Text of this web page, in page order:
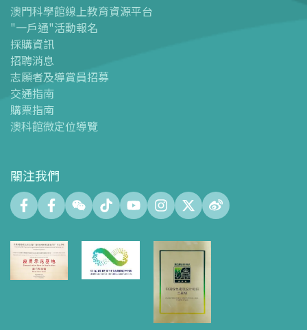
- 導覽圖
- 澳科館微定位導覽
場館設施
- 科學館兒童世界
- 展覽中心
- 天文館
- 會議中心
數字化製造實驗室 (FABLAB)
創客空間 (Maker Space)
- 智學園地
十五號展廳
- 科創育才綜合空間
澳門科學館線上教育資源平台
"一戶通"活動報名
採購資訊
招聘消息
志願者及導賞員招募
交通指南
購票指南
澳科館微定位導覽
關注我們